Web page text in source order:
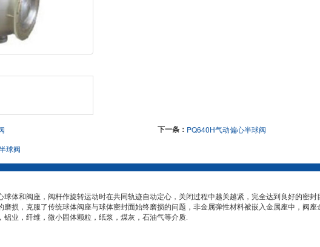
下一条： PQ640H气动偏心半球阀
球阀
球体和阀座，阀杆作旋转运动时在共同轨迹自动定心，关闭过程中越关越紧，完全达到良好的密封
磨损，克服了传统球体阀座与球体密封面始终磨损的问题，非金属弹性材料被嵌入金属座中，阀座
铝业，纤维，微小固体颗粒，纸浆，煤灰，石油气等介质.